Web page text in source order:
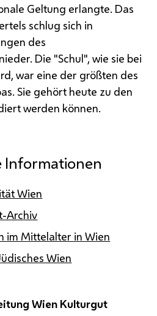
Geltung erlangte. Das
schlug sich in
des
Die "Schul", wie sie bei
war eine der größten des
Sie gehört heute zu den
werden können.
Wien
Archiv
im Mittelalter in Wien
Wien
Wien Kulturgut